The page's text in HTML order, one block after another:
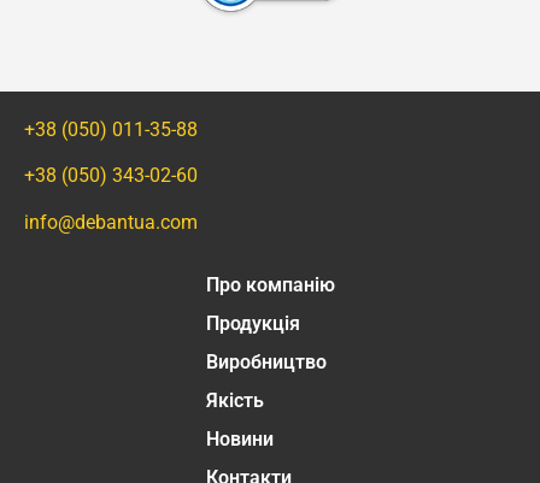
+38 (050) 011-35-88
+38 (050) 343-02-60
info@debantua.com
Про компанію
Продукція
Виробництво
Якість
Новини
Контакти